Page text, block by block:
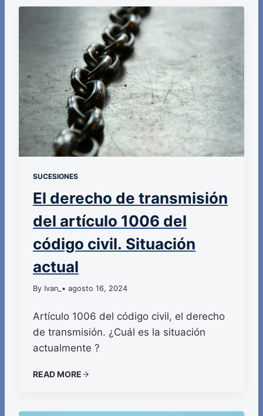
SUCESIONES
El derecho de transmisión
del artículo 1006 del
código civil. Situación
actual
By Ivan_ • agosto 16, 2024
Artículo 1006 del código civil, el derecho
de transmisión. ¿Cuál es la situación
actualmente ?
READ MORE